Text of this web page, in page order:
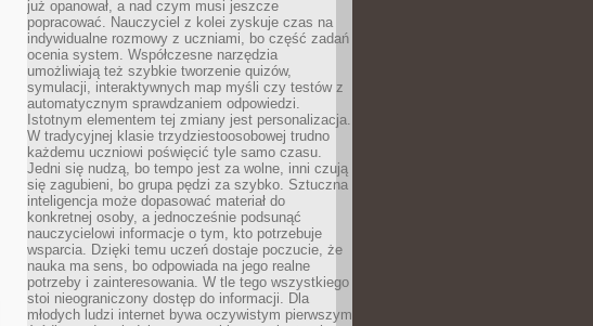
już opanował, a nad czym musi jeszcze
popracować. Nauczyciel z kolei zyskuje czas na
indywidualne rozmowy z uczniami, bo część zadań
ocenia system. Współczesne narzędzia
umożliwiają też szybkie tworzenie quizów,
symulacji, interaktywnych map myśli czy testów z
automatycznym sprawdzaniem odpowiedzi.
Istotnym elementem tej zmiany jest personalizacja.
W tradycyjnej klasie trzydziestoosobowej trudno
każdemu uczniowi poświęcić tyle samo czasu.
Jedni się nudzą, bo tempo jest za wolne, inni czują
się zagubieni, bo grupa pędzi za szybko. Sztuczna
inteligencja może dopasować materiał do
konkretnej osoby, a jednocześnie podsunąć
nauczycielowi informacje o tym, kto potrzebuje
wsparcia. Dzięki temu uczeń dostaje poczucie, że
nauka ma sens, bo odpowiada na jego realne
potrzeby i zainteresowania. W tle tego wszystkiego
stoi nieograniczony dostęp do informacji. Dla
młodych ludzi internet bywa oczywistym pierwszym